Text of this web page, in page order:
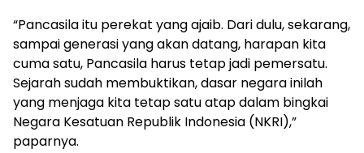
“Pancasila itu perekat yang ajaib. Dari dulu, sekarang,
sampai generasi yang akan datang, harapan kita
cuma satu, Pancasila harus tetap jadi pemersatu.
Sejarah sudah membuktikan, dasar negara inilah
yang menjaga kita tetap satu atap dalam bingkai
Negara Kesatuan Republik Indonesia (NKRI),”
paparnya.